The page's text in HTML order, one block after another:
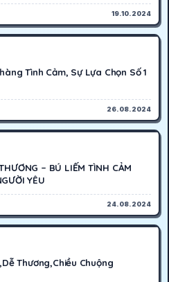
19.10.2024
Tình Cảm, Sự Lựa Chọn Số 1
26.08.2024
– BÚ LIẾM TÌNH CẢM
YÊU
24.08.2024
Thương,Chiều Chuộng